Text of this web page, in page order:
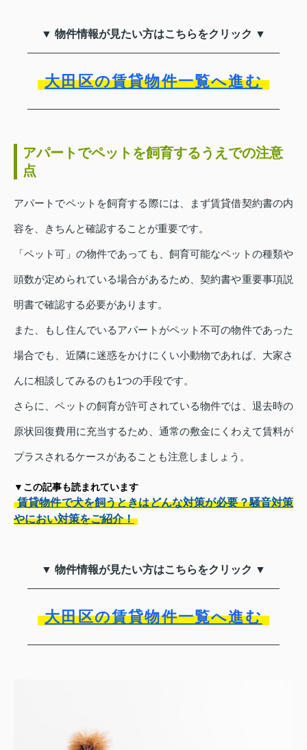
▼ 物件情報が見たい方はこちらをクリック ▼
大田区の賃貸物件一覧へ進む
アパートでペットを飼育するうえでの注意
点
アパートでペットを飼育する際には、まず賃貸借契約書の内
容を、きちんと確認することが重要です。
「ペット可」の物件であっても、飼育可能なペットの種類や
頭数が定められている場合があるため、契約書や重要事項説
明書で確認する必要があります。
また、もし住んでいるアパートがペット不可の物件であった
場合でも、近隣に迷惑をかけにくい小動物であれば、大家さ
んに相談してみるのも1つの手段です。
さらに、ペットの飼育が許可されている物件では、退去時の
原状回復費用に充当するため、通常の敷金にくわえて賃料が
プラスされるケースがあることも注意しましょう。
▼この記事も読まれています
賃貸物件で犬を飼うときはどんな対策が必要？騒音対策
やにおい対策をご紹介！
▼ 物件情報が見たい方はこちらをクリック ▼
大田区の賃貸物件一覧へ進む